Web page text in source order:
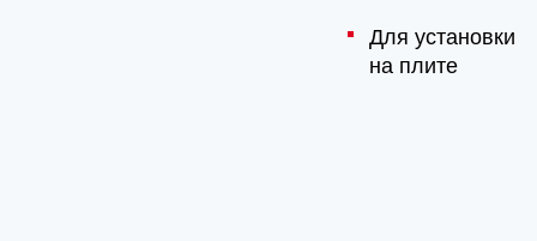
Для установки
на плите